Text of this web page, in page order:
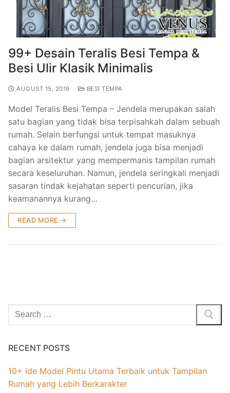
Modern Terbaru
Pintu Besi Minimalis
Gallery Pintu Besi Klasik
Gallery Kanopi Besi Klasik
Gallery Teralis Besi Klasik
99+ Desain Teralis Besi Tempa &
Besi Ulir Klasik Minimalis
AUGUST 15, 2019 BESI TEMPA
Model Teralis Besi Tempa – Jendela merupakan salah
satu bagian yang tidak bisa terpisahkah dalam sebuah
rumah. Selain berfungsi untuk tempat masuknya
cahaya ke dalam rumah, jendela juga bisa menjadi
bagian arsitektur yang mempermanis tampilan rumah
secara keseluruhan. Namun, jendela seringkali menjadi
sasaran tindak kejahatan seperti pencurian, jika
keamanannya kurang…
READ MORE →
RECENT POSTS
10+ Ide Model Pintu Utama Terbaik untuk Tampilan
Rumah yang Lebih Berkarakter